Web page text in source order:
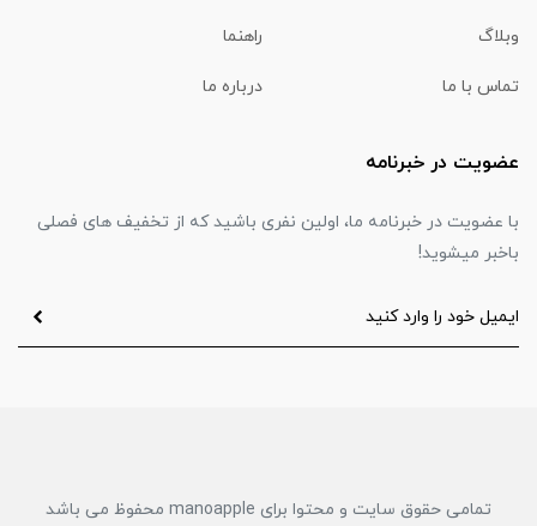
وبلاگ راهنما
تماس با ما درباره ما
عضویت در خبرنامه
با عضویت در خبرنامه ما، اولین نفری باشید که از تخفیف های فصلی
باخبر میشوید!
تمامی حقوق سایت و محتوا برای manoapple محفوظ می باشد